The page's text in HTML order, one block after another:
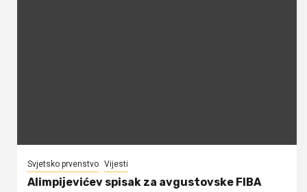
Svjetsko prvenstvo Vijesti
Alimpijevićev spisak za avgustovske FIBA